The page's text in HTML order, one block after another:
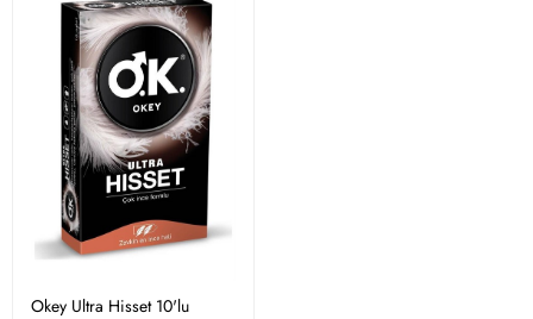
Okey Ultra Hisset 10'lu